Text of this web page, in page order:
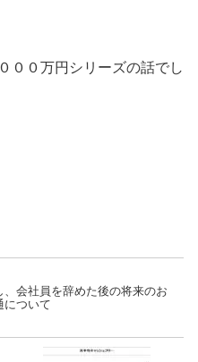
００万円シリーズの話でし
、会社員を辞めた後の将来のお
について